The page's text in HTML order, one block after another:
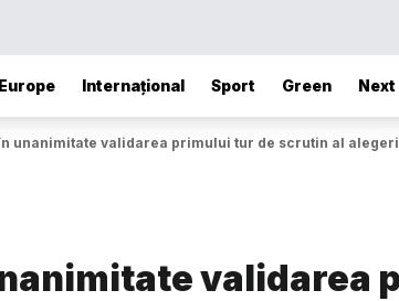
Internațional Sport Green Next
în unanimitate validarea primului tur de scrutin al
validarea